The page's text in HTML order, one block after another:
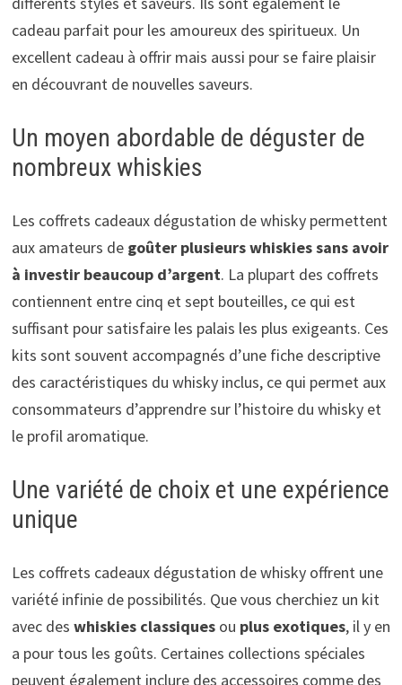
cadeau parfait pour les amoureux des spiritueux. Un
excellent cadeau à offrir mais aussi pour se faire plaisir
en découvrant de nouvelles saveurs.
Un moyen abordable de déguster de
nombreux whiskies
Les coffrets cadeaux dégustation de whisky permettent
aux amateurs de goûter plusieurs whiskies sans avoir
à investir beaucoup d’argent. La plupart des coffrets
contiennent entre cinq et sept bouteilles, ce qui est
suffisant pour satisfaire les palais les plus exigeants. Ces
kits sont souvent accompagnés d’une fiche descriptive
des caractéristiques du whisky inclus, ce qui permet aux
consommateurs d’apprendre sur l’histoire du whisky et
le profil aromatique.
Une variété de choix et une expérience
unique
Les coffrets cadeaux dégustation de whisky offrent une
variété infinie de possibilités. Que vous cherchiez un kit
avec des whiskies classiquesou plus exotiques, il y en
a pour tous les goûts. Certaines collections spéciales
peuvent également inclure des accessoires comme des